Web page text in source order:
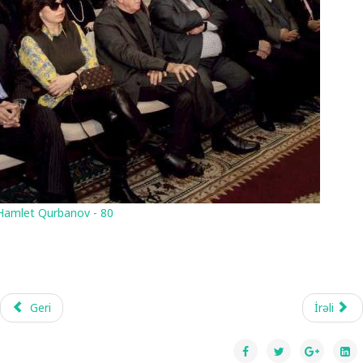
Qurbanov - 80
Geri İrəli